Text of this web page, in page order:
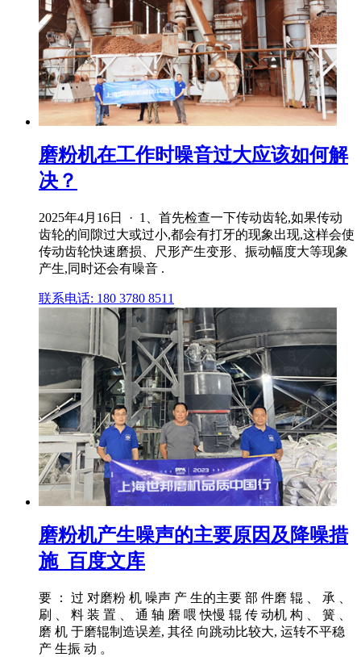
磨粉机在工作时噪音过大应该如何解
决？
2025年4月16日 · 1、首先检查一下传动齿轮,如果传动
齿轮的间隙过大或过小,都会有打牙的现象出现,这样会使
传动齿轮快速磨损、尺形产生变形、振动幅度大等现象
产生,同时还会有噪音 .
联系电话: 180 3780 8511
磨粉机产生噪声的主要原因及降噪措
施_百度文库
要 ： 过 对磨粉 机 噪声 产 生的主要 部 件磨 辊 、 承 、
刷 、 料 装 置 、 通 轴 磨 喂 快慢 辊 传 动机 构 、 簧 、
磨 机 于磨辊制造误差, 其径 向跳动比较大, 运转不平稳
产 生振 动 。